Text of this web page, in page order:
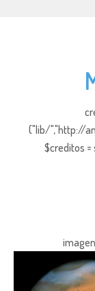
("lib/","http://
$creditos =